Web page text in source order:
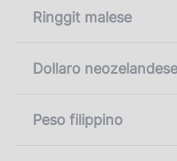
Ringgit malese
Dollaro neozelandese
Peso filippino